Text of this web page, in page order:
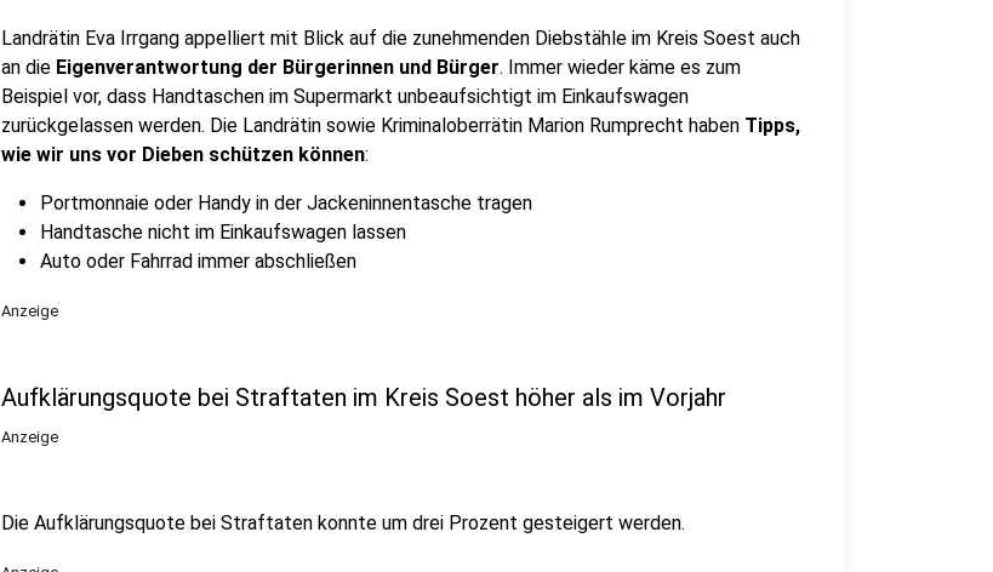
Landrätin Eva Irrgang appelliert mit Blick auf die zunehmenden Diebstähle im Kreis Soest auch
an die Eigenverantwortung der Bürgerinnen und Bürger. Immer wieder käme es zum
Beispiel vor, dass Handtaschen im Supermarkt unbeaufsichtigt im Einkaufswagen
zurückgelassen werden. Die Landrätin sowie Kriminaloberrätin Marion Rumprecht haben Tipps,
wie wir uns vor Dieben schützen können:
Portmonnaie oder Handy in der Jackeninnentasche tragen
Handtasche nicht im Einkaufswagen lassen
Auto oder Fahrrad immer abschließen
Anzeige
Aufklärungsquote bei Straftaten im Kreis Soest höher als im Vorjahr
Anzeige
Die Aufklärungsquote bei Straftaten konnte um drei Prozent gesteigert werden.